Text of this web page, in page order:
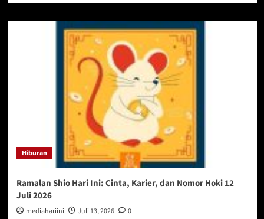
Hiburan
Ramalan Shio Hari Ini: Cinta, Karier, dan Nomor Hoki 12
Juli 2026
mediahariini Juli 13, 2026 0